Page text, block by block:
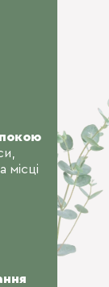
місці